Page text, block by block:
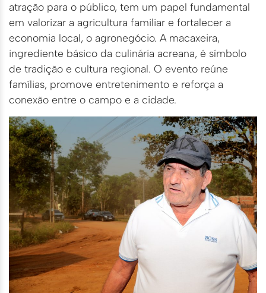
atração para o público, tem um papel fundamental
em valorizar a agricultura familiar e fortalecer a
economia local, o agronegócio. A macaxeira,
ingrediente básico da culinária acreana, é símbolo
de tradição e cultura regional. O evento reúne
famílias, promove entretenimento e reforça a
conexão entre o campo e a cidade.